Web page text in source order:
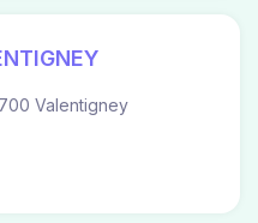
Valentigney